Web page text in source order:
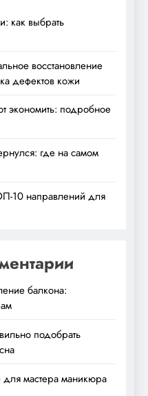
как выбрать
восстановление
дефектов кожи
экономить: подробное
где на самом
10 направлений для
балкона:
подобрать
мастера маникюра